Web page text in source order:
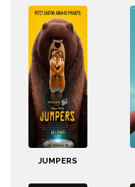
JUMPERS